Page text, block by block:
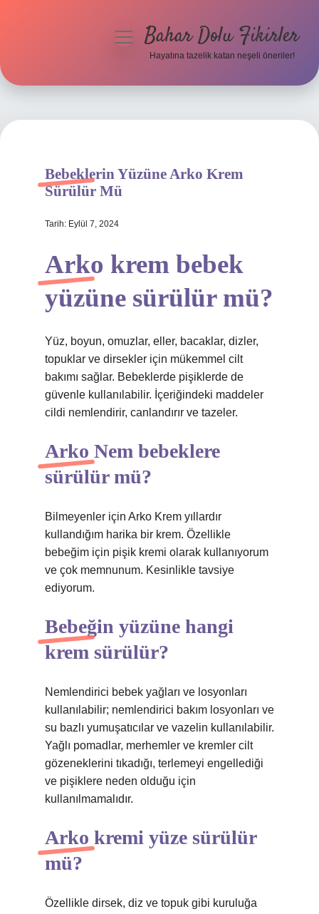
Hakkımızda
menüyüBahar Dolu Fikirler
Hayatına tazelik katan neşeli öneriler!
Bebeklerin Yüzüne Arko Krem
Sürülür Mü
Tarih: Eylül 7, 2024
Arko krem bebek
yüzüne sürülür mü?
Yüz, boyun, omuzlar, eller, bacaklar, dizler,
topuklar ve dirsekler için mükemmel cilt
bakımı sağlar. Bebeklerde pişiklerde de
güvenle kullanılabilir. İçeriğindeki maddeler
cildi nemlendirir, canlandırır ve tazeler.
Arko Nem bebeklere
sürülür mü?
Bilmeyenler için Arko Krem yıllardır
kullandığım harika bir krem. Özellikle
bebeğim için pişik kremi olarak kullanıyorum
ve çok memnunum. Kesinlikle tavsiye
ediyorum.
Bebeğin yüzüne hangi
krem sürülür?
Nemlendirici bebek yağları ve losyonları
kullanılabilir; nemlendirici bakım losyonları ve
su bazlı yumuşatıcılar ve vazelin kullanılabilir.
Yağlı pomadlar, merhemler ve kremler cilt
gözeneklerini tıkadığı, terlemeyi engellediği
ve pişiklere neden olduğu için
kullanılmamalıdır.
Arko kremi yüze sürülür
mü?
Özellikle dirsek, diz ve topuk gibi kuruluğa